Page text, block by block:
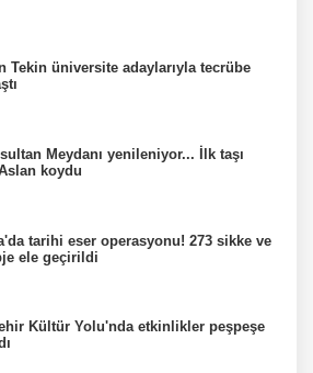
Tekin üniversite adaylarıyla tecrübe
Meydanı yenileniyor... İlk taşı
koydu
tarihi eser operasyonu! 273 sikke ve
ele geçirildi
Kültür Yolu'nda etkinlikler peşpeşe